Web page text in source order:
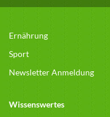
Ernährung
Sport
Newsletter Anmeldung
Wissenswertes